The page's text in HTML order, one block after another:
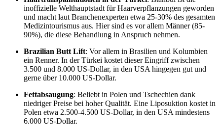
inoffizielle Welthauptstadt für Haarverpflanzungen geworden
und macht laut Branchenexperten etwa 25-30% des gesamten
Medizintourismus aus. Hier sind es vor allem Männer (85-
90%), die diese Behandlung in Anspruch nehmen.
Brazilian Butt Lift: Vor allem in Brasilien und Kolumbien
ein Renner. In der Türkei kostet dieser Eingriff zwischen
3.500 und 8.000 US-Dollar, in den USA hingegen gut und
gerne über 10.000 US-Dollar.
Fettabsaugung: Beliebt in Polen und Tschechien dank
niedriger Preise bei hoher Qualität. Eine Liposuktion kostet in
Polen etwa 2.500-4.500 US-Dollar, in den USA mindestens
6.000 US-Dollar.